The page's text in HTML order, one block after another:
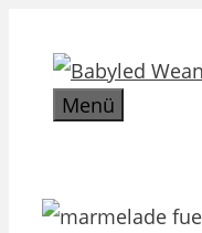
Inhalt
springenMenü